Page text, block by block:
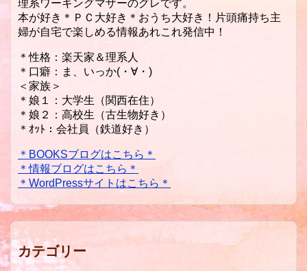
理系ワーキングマザーのグレです。
本が好き＊ＰＣ大好き＊おうち大好き！片頭痛持ち主
婦が自宅で楽しめる情報あれこれ発信中！
＊性格：楽天家＆理系人
＊口癖：ま、いっか(・∀・)
＜家族＞
＊娘１：大学生（関西在住）
＊娘２：高校生（古生物好き）
＊ｵｯﾄ：会社員（鉄道好き）
＊BOOKSブログはこちら＊
＊情報ブログはこちら＊
＊WordPressサイトはこちら＊
カテゴリー